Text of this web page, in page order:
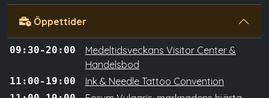
Öppettider
09:30-20:00
Medeltidsveckans Visitor Center &
Handelsbod
11:00-19:00 Ink & Needle Tattoo Convention